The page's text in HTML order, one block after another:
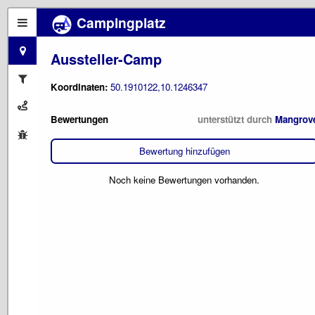
Campingplatz
Aussteller-Camp
Koordinaten: 50.1910122,10.1246347
Bewertungen unterstützt durch
Bewertung hinzufügen
Noch keine Bewertungen vorhanden.